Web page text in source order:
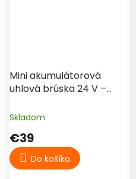
Mini akumulátorová
uhlová brúska 24 V –
1,5 Ah, kufor
Skladom
€39
Do košíka